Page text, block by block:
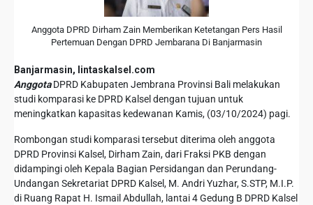
Anggota DPRD Dirham Zain Memberikan Ketetangan Pers Hasil
Pertemuan Dengan DPRD Jembarana Di Banjarmasin
Banjarmasin, lintaskalsel.com
AnggotaDPRD Kabupaten Jembrana Provinsi Bali melakukan
studi komparasi ke DPRD Kalsel dengan tujuan untuk
meningkatkan kapasitas kedewanan Kamis, (03/10/2024) pagi.
Rombongan studi komparasi tersebut diterima oleh anggota
DPRD Provinsi Kalsel, Dirham Zain, dari Fraksi PKB dengan
didampingi oleh Kepala Bagian Persidangan dan Perundang-
Undangan Sekretariat DPRD Kalsel, M. Andri Yuzhar, S.STP, M.I.P.
di Ruang Rapat H. Ismail Abdullah, lantai 4 Gedung B DPRD Kalsel